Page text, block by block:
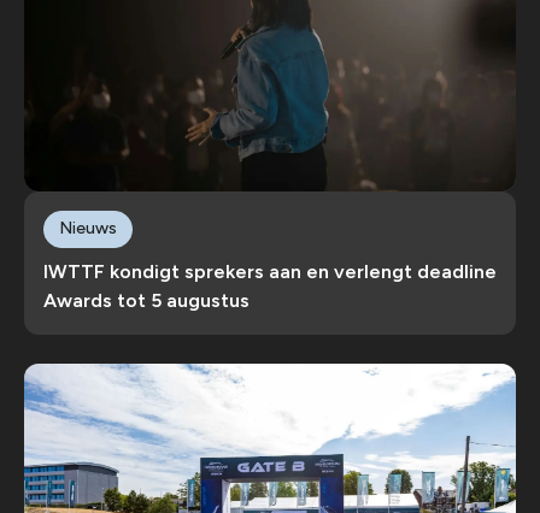
IWTTF kondigt sprekers aan en verlengt deadline
Awards tot 5 augustus
Nieuws